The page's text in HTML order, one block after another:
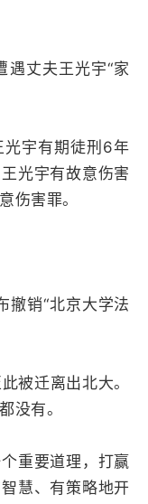
丈夫王光宇“家
光宇有期徒刑6年
光宇有故意伤害
伤害罪。
撤销“北京大学法
被迁离出北大。
没有。
重要道理，打赢
慧、有策略地开